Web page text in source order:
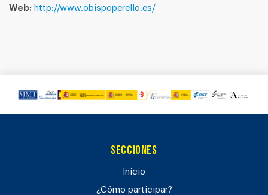
Web: http://www.obispoperello.es/
Secciones
Inicio
¿Cómo participar?